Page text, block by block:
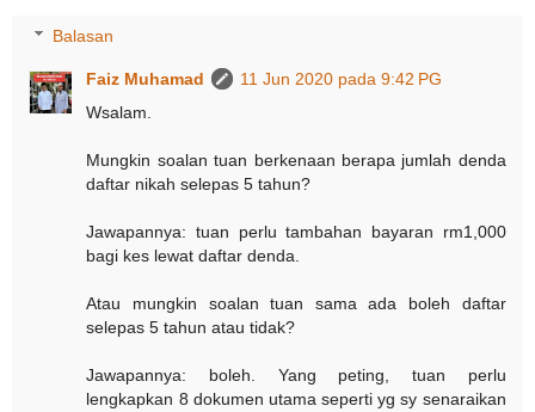
Balasan
Faiz Muhamad
11 Jun 2020 pada 9:42 PG
Wsalam.
Mungkin soalan tuan berkenaan berapa jumlah denda
daftar nikah selepas 5 tahun?
Jawapannya: tuan perlu tambahan bayaran rm1,000
bagi kes lewat daftar denda.
Atau mungkin soalan tuan sama ada boleh daftar
selepas 5 tahun atau tidak?
Jawapannya: boleh. Yang peting, tuan perlu
lengkapkan 8 dokumen utama seperti yg sy senaraikan